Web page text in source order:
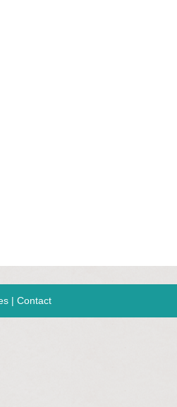
|Contact